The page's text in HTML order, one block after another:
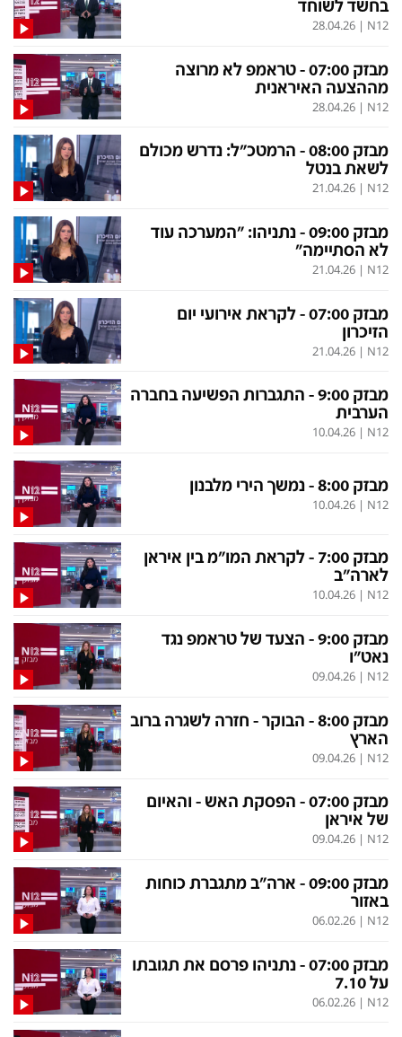
בחשד לשוחד
N12
|
28.04.26
מבזק 07:00 - טראמפ לא מרוצה
מההצעה האיראנית
N12
|
28.04.26
מבזק 08:00 - הרמטכ"ל: נדרש מכולם
לשאת בנטל
N12
|
21.04.26
מבזק 09:00 - נתניהו: "המערכה עוד
לא הסתיימה"
N12
|
21.04.26
מבזק 07:00 - לקראת אירועי יום
הזיכרון
N12
|
21.04.26
מבזק 9:00 - התגברות הפשיעה בחברה
הערבית
N12
|
10.04.26
מבזק 8:00 - נמשך הירי מלבנון
N12
|
10.04.26
מבזק 7:00 - לקראת המו"מ בין איראן
לארה"ב
N12
|
10.04.26
מבזק 9:00 - הצעד של טראמפ נגד
נאט"ו
N12
|
09.04.26
מבזק 8:00 - הבוקר - חזרה לשגרה ברוב
הארץ
N12
|
09.04.26
מבזק 07:00 - הפסקת האש - והאיום
של איראן
N12
|
09.04.26
מבזק 09:00 - ארה"ב מתגברת כוחות
באזור
N12
|
06.02.26
מבזק 07:00 - נתניהו פרסם את תגובתו
על 7.10
N12
|
06.02.26